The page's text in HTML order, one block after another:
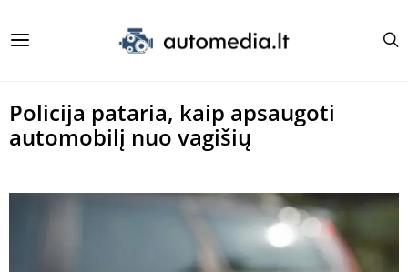
Policija pataria, kaip apsaugoti
automobilį nuo vagišių